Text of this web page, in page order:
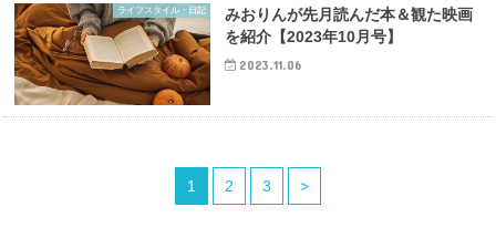
ライフスタイル・日記
みおりんが先月読んだ本＆観た映画
を紹介【2023年10月号】
2023.11.06
1 2 3 >